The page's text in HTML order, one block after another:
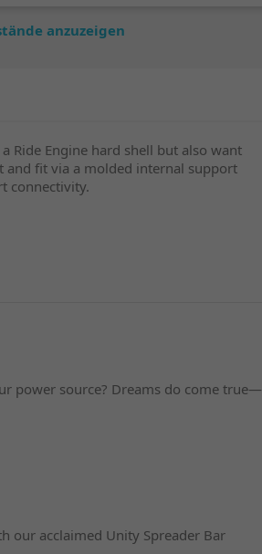
anzuzeigen
Ride Engine hard shell but also want
and fit via a molded internal support
connectivity.
power source? Dreams do come true—
our acclaimed Unity Spreader Bar